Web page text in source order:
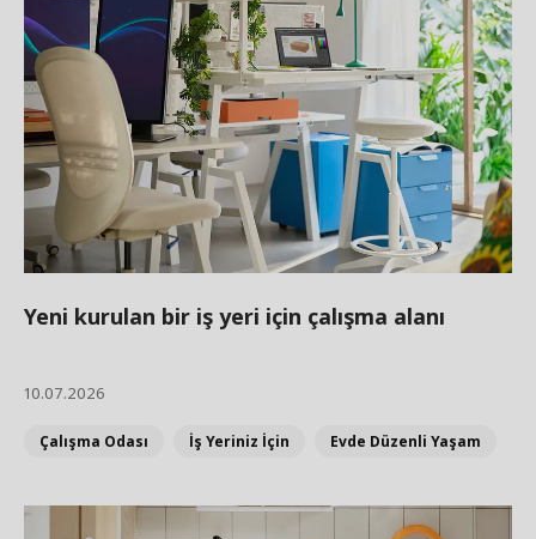
Yeni kurulan bir iş yeri için çalışma alanı
10.07.2026
Çalışma Odası İş Yeriniz İçin Evde Düzenli Yaşam